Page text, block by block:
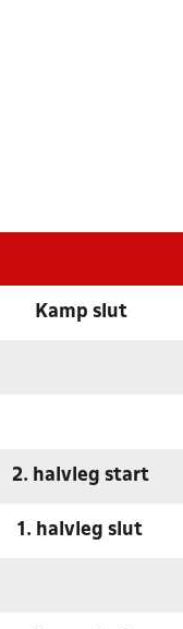
Kamp slut
2. halvleg start
1. halvleg slut